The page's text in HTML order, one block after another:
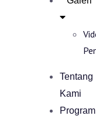
Tentang
Kami
Program